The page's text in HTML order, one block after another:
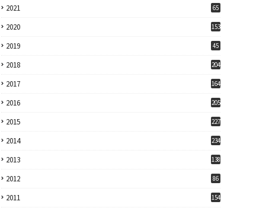
2021 65
2020 153
2019 45
2018 204
2017 164
2016 205
2015 227
2014 234
2013 138
2012 86
2011 154